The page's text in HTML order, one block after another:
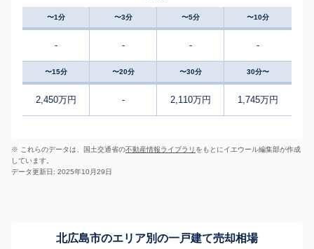
〜1分 〜3分 〜5分 〜10分
- - - -
〜15分 〜20分 〜30分 30分〜
2,450万円 - 2,110万円 1,745万円
※ これらのデータは、国土交通省の不動産情報ライブラリ をもとにイエウール編集部が作成
しています。
データ更新日: 2025年10月29日
北広島市のエリア別の一戸建て売却相場